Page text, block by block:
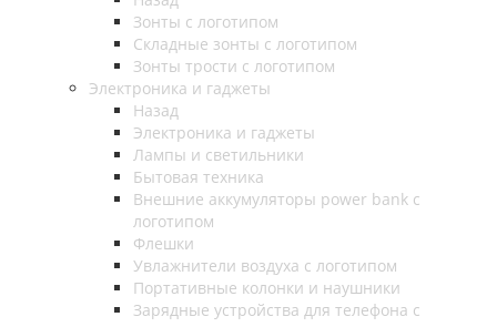
Зонты с логотипом
Складные зонты с логотипом
Зонты трости с логотипом
Электроника и гаджеты
Назад
Электроника и гаджеты
Лампы и светильники
Бытовая техника
Внешние аккумуляторы power bank с
логотипом
Флешки
Увлажнители воздуха с логотипом
Портативные колонки и наушники
Зарядные устройства для телефона с